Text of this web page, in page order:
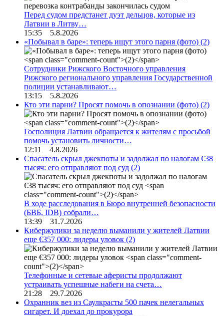
Перед судом предстанет дуэт дельцов, которые из
Латвии в Литву…
15:35 5.8.2026
«Побывал в баре»: теперь ищут этого парня (фото) (2)
Сотрудники Рижского Восточного управления
Рижского регионального управления Государственной
полиции устанавливают…
13:15 5.8.2026
Кто эти парни? Просят помочь в опознании (фото) (2)
Госполиция Латвии обращается к жителям с просьбой
помочь установить личности…
12:11 4.8.2026
Спасатель скрыл джекпоты и задолжал по налогам €38
тысяч: его отправляют под суд (2)
В ходе расследования в Бюро внутренней безопасности
(БВБ, IDB) собрали…
13:39 31.7.2026
Кибержулики за неделю выманили у жителей Латвии
еще €357 000: лидеры уловок (2)
Телефонные и сетевые аферисты продолжают
устраивать успешные набеги на счета…
21:28 29.7.2026
Охранник вез из Саулкрасты 500 пачек нелегальных
сигарет. И доехал до прокурора